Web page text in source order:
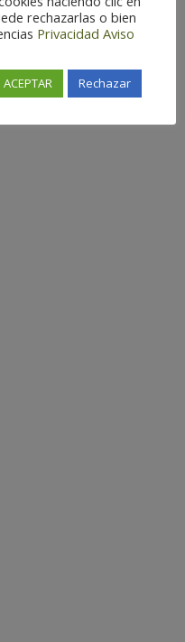
rechazarlas o bien
Privacidad Aviso
ACEPTAR Rechazar